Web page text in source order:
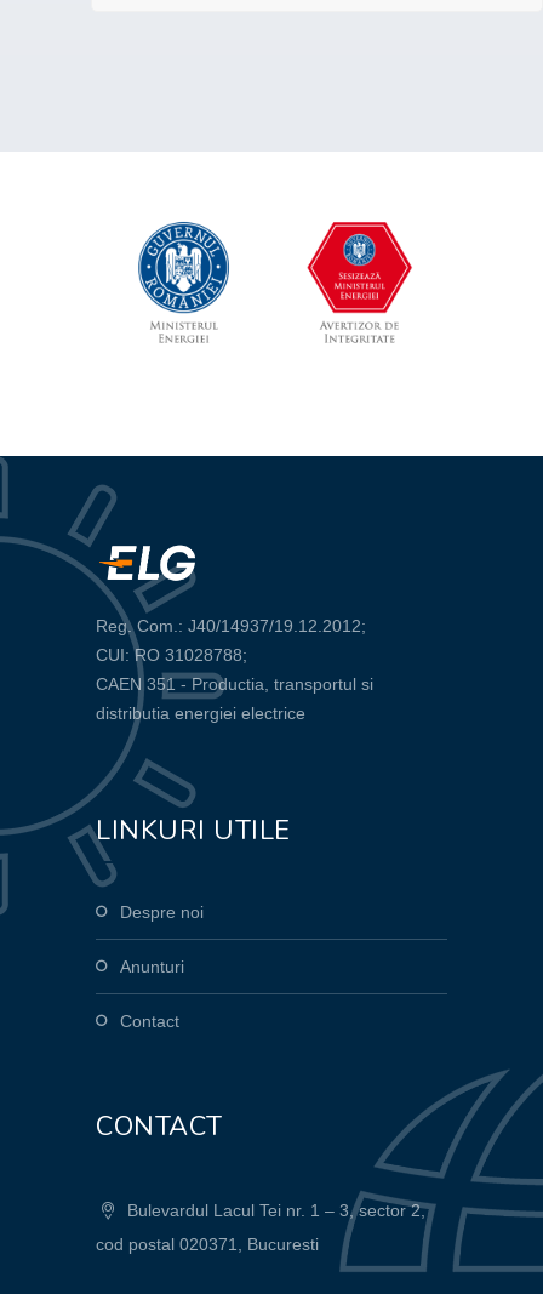
Reg. Com.: J40/14937/19.12.2012;
CUI: RO 31028788;
CAEN 351 - Productia, transportul si
distributia energiei electrice
LINKURI UTILE
Despre noi
Anunturi
Contact
CONTACT
Bulevardul Lacul Tei nr. 1 – 3, sector 2,
cod postal 020371, Bucuresti